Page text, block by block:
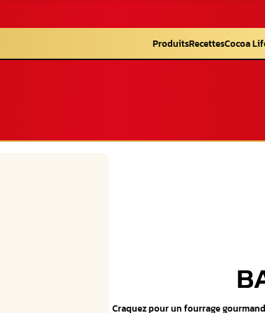
ProduitsRecettesCocoa
Craquez pour un fourrage